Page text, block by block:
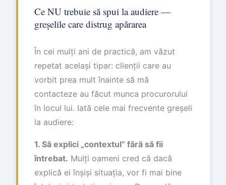
Ce NU trebuie să spui la audiere —
greșelile care distrug apărarea
În cei mulți ani de practică, am văzut
repetat același tipar: clienții care au
vorbit prea mult înainte să mă
contacteze au făcut munca procurorului
în locul lui. Iată cele mai frecvente greșeli
la audiere:
1. Să explici „contextul” fără să fii
întrebat. Mulți oameni cred că dacă
explică ei înșiși situația, vor fi mai bine